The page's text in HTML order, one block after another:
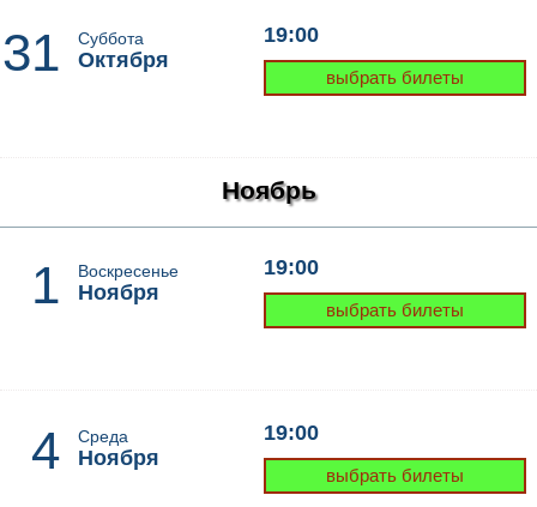
31 Суббота
Октября
19:00
выбрать билеты
Ноябрь
1 Воскресенье
Ноября
19:00
выбрать билеты
4 Среда
Ноября
19:00
выбрать билеты